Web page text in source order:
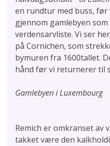
en rundtur med buss,
gjennom gamlebyen som
verdensarvliste. Vi ser
på Cornichen, som
bymuren fra 1600­tallet.
hånd før vi returnerer til
Gamlebyen i Luxembourg
Remich er omkranset av
takket være den